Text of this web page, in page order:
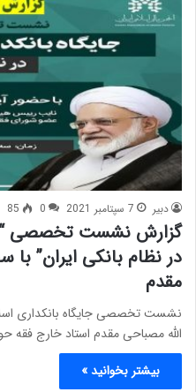
دبیر 7 سپتامبر 2021 0
85
گزارش نشست تخصصی
در نظام بانکی ایران”
مقدم
نشست تخصصی جایگاه بانکداری
الله مصباحی مقدم استاد خارج فقه
بیشتر بخوانید »